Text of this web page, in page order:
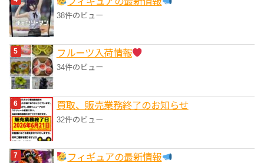
38件のビュー
フルーツ入荷情報
34件のビュー
買取、販売業務終了のお知らせ
32件のビュー
フィギュアの最新情報